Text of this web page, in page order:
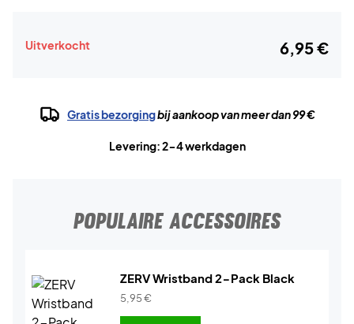
Uitverkocht 6,95 €
Gratis bezorgingbij aankoop van meer dan 99 €
Levering: 2-4 werkdagen
POPULAIRE ACCESSOIRES
ZERV Wristband 2-Pack Black
5,95€